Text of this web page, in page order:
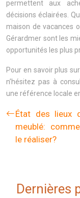
permettent aux
décisions éclairées.
maison de vacances
Gérardmer sont les
opportunités les plus
Pour en savoir plus
n’hésitez pas à
une référence locale
État des lieux
meublé:
le réaliser?
Dernières